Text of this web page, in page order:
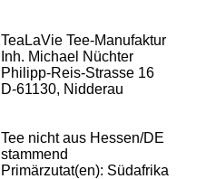
TeaLaVie Tee-Manufaktur
Inh. Michael Nüchter
Philipp-Reis-Strasse 16
D-61130, Nidderau
Tee nicht aus Hessen/DE
stammend
Primärzutat(en): Südafrika